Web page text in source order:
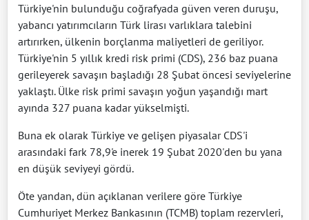
Türkiye'nin bulunduğu coğrafyada güven veren duruşu,
yabancı yatırımcıların Türk lirası varlıklara talebini
artırırken, ülkenin borçlanma maliyetleri de geriliyor.
Türkiye'nin 5 yıllık kredi risk primi (CDS), 236 baz puana
gerileyerek savaşın başladığı 28 Şubat öncesi seviyelerine
yaklaştı. Ülke risk primi savaşın yoğun yaşandığı mart
ayında 327 puana kadar yükselmişti.
Buna ek olarak Türkiye ve gelişen piyasalar CDS'i
arasındaki fark 78,9'e inerek 19 Şubat 2020'den bu yana
en düşük seviyeyi gördü.
Öte yandan, dün açıklanan verilere göre Türkiye
Cumhuriyet Merkez Bankasının (TCMB) toplam rezervleri,